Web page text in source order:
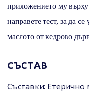
приложението му
направете тест, за да
маслото от кедрово
СЪСТАВ
Съставки: